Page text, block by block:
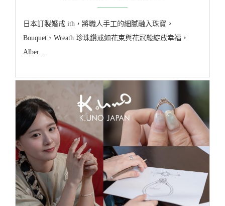
日本訂製婚戒 ith，將職人手工的細膩融入珠寶。
Bouquet、Wreath 珍珠鑽戒如花束與花冠般綻放幸福，
Alber …